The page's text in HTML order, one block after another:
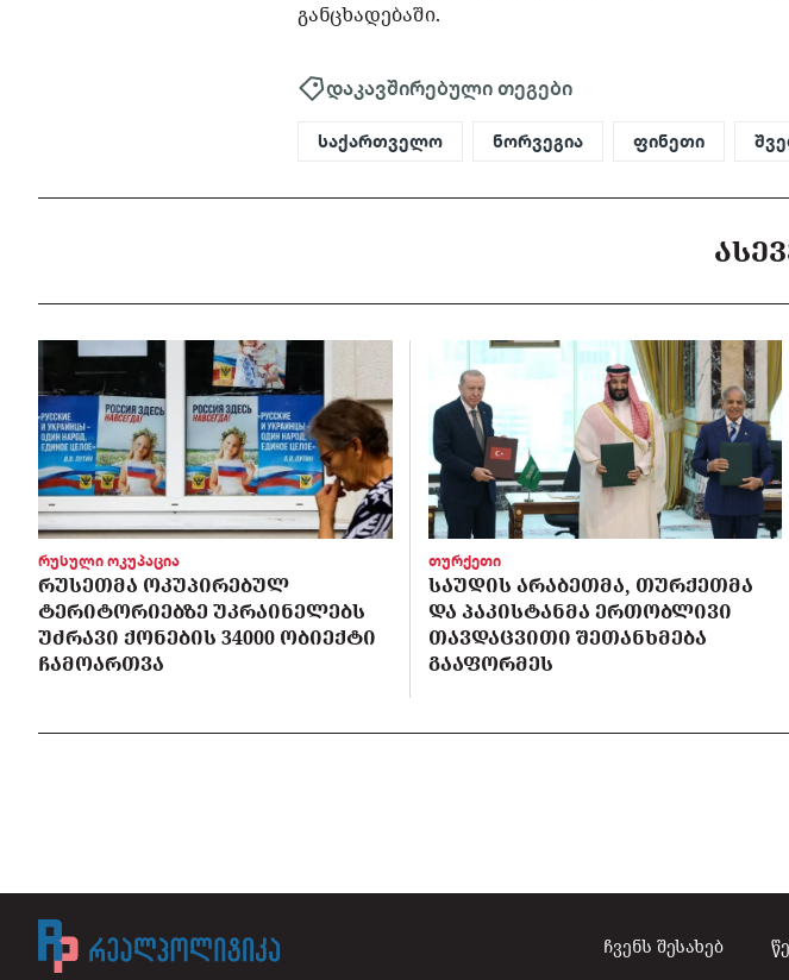
განცხადებაში.
დაკავშირებული თეგები
საქართველო ნორვეგია ფინეთი
რუსული ოკუპაცია
ᲠᲣᲡᲔᲗᲛᲐ ᲝᲙᲣᲞᲘᲠᲔᲑᲣᲚ
ᲢᲔᲠᲘᲢᲝᲠᲘᲔᲑᲖᲔ ᲣᲙᲠᲐᲘᲜᲔᲚᲔᲑᲡ
ᲣᲫᲠᲐᲕᲘ ᲥᲝᲜᲔᲑᲘᲡ 34000 ᲝᲑᲘᲔᲥᲢᲘ
ᲩᲐᲛᲝᲐᲠᲗᲕᲐ
თურქეთი
ᲡᲐᲣᲓᲘᲡ ᲐᲠᲐᲑᲔᲗᲛᲐ, ᲗᲣᲠᲥᲔᲗᲛᲐ
ᲓᲐ ᲞᲐᲙᲘᲡᲢᲐᲜᲛᲐ ᲔᲠᲗᲝᲑᲚᲘᲕᲘ
ᲗᲐᲕᲓᲐᲪᲕᲘᲗᲘ ᲨᲔᲗᲐᲜᲮᲛᲔᲑᲐ
ᲒᲐᲐᲤᲝᲠᲛᲔᲡ
ჩვენს შესახებ